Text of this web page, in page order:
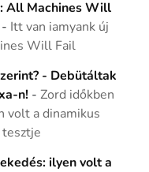
All Machines Will
- Itt van iamyank új
Will Fail
- Debütáltak
n! -Zord időkben
volt a dinamikus
tesztje
ilyen volt a